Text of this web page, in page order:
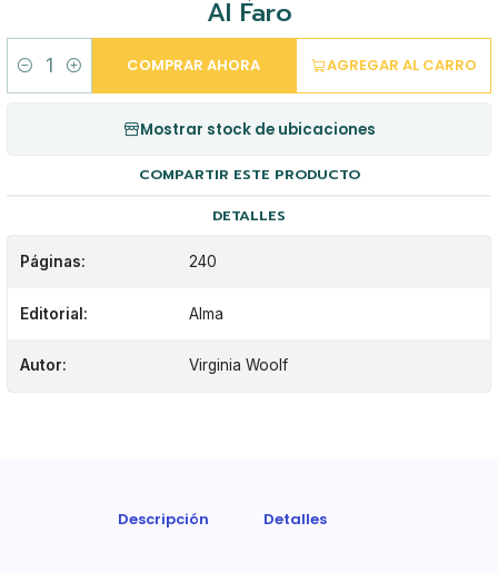
Al Faro
Cantidad
AGREGAR AL CARRO
COMPRAR AHORA
Mostrar stock de ubicaciones
COMPARTIR ESTE PRODUCTO
DETALLES
Páginas: 240
Editorial: Alma
Autor: Virginia Woolf
Descripción Detalles